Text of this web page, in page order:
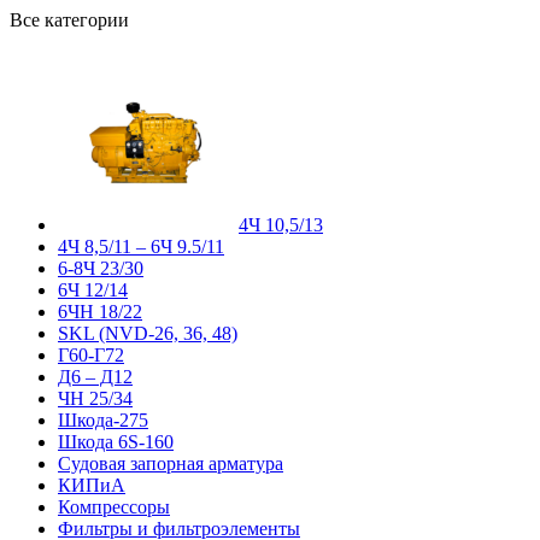
Все категории
4Ч 10,5/13
4Ч 8,5/11 – 6Ч 9.5/11
6-8Ч 23/30
6Ч 12/14
6ЧН 18/22
SKL (NVD-26, 36, 48)
Г60-Г72
Д6 – Д12
ЧН 25/34
Шкода-275
Шкода 6S-160
Судовая запорная арматура
КИПиА
Компрессоры
Фильтры и фильтроэлементы